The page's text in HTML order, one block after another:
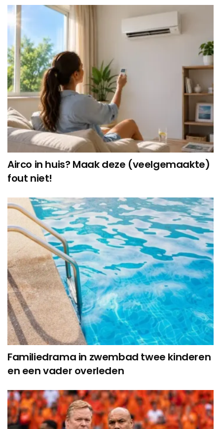
Airco in huis? Maak deze (veelgemaakte)
fout niet!
Familiedrama in zwembad twee kinderen
en een vader overleden